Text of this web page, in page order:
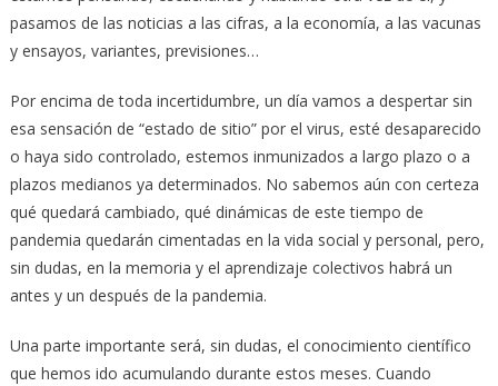
pasamos de las noticias a las cifras, a la economía, a las vacunas
y ensayos, variantes, previsiones…
Por encima de toda incertidumbre, un día vamos a despertar sin
esa sensación de “estado de sitio” por el virus, esté desaparecido
o haya sido controlado, estemos inmunizados a largo plazo o a
plazos medianos ya determinados. No sabemos aún con certeza
qué quedará cambiado, qué dinámicas de este tiempo de
pandemia quedarán cimentadas en la vida social y personal, pero,
sin dudas, en la memoria y el aprendizaje colectivos habrá un
antes y un después de la pandemia.
Una parte importante será, sin dudas, el conocimiento científico
que hemos ido acumulando durante estos meses. Cuando